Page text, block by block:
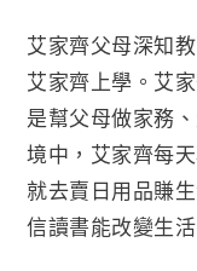
艾家齊父母深知
艾家齊上學。艾
是幫父母做家務
境中，艾家齊每
就去賣日用品賺
信讀書能改變生活